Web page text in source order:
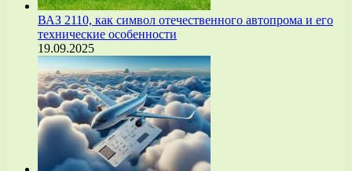
ВАЗ 2110, как символ отечественного автопрома и его
технические особенности
19.09.2025